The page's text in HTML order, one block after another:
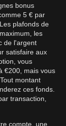
bonus
5 € par
plafonds de
les
de l'argent
satisfaire aux
vous
€200, mais vous
montant
ces fonds.
transaction,
compte, une